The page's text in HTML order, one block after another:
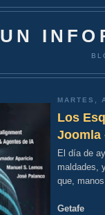
UN
MARTES,
Los
Joomla
El día de
maldades,
que,
Getafe